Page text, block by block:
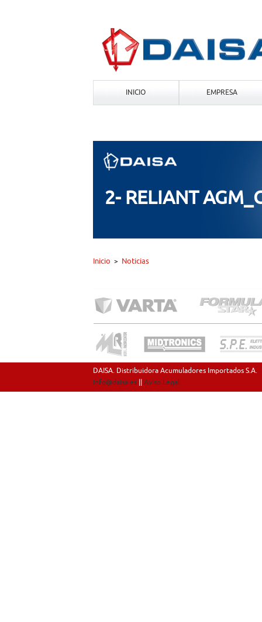
INICIO EMPRESA
2- RELIANT
Inicio > Noticias
DAISA. Distribuidora Acumuladores Importados S.A.
info@daisa.es|| Aviso Legal